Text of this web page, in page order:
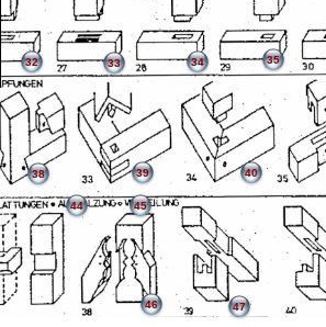
32 33 34 35
38 39 40
44 45
46 47